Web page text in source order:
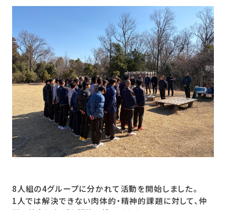
8人組の4グループに分かれて活動を開始しました。
1人では解決できない肉体的・精神的課題に対して、仲